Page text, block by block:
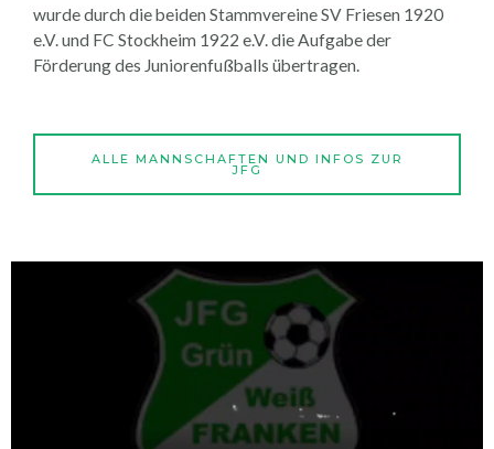
wurde durch die beiden Stammvereine SV Friesen 1920
e.V. und FC Stockheim 1922 e.V. die Aufgabe der
Förderung des Juniorenfußballs übertragen.
ALLE MANNSCHAFTEN UND INFOS ZUR
JFG